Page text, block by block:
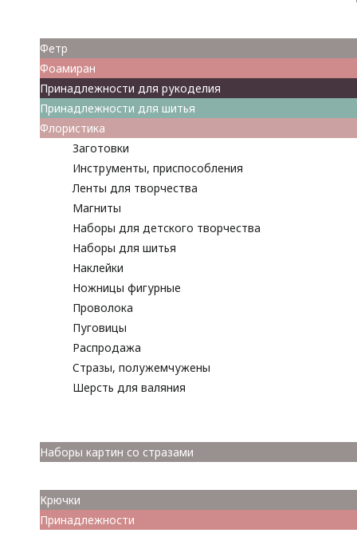
Фетр
Фоамиран
Принадлежности для рукоделия
Принадлежности для шитья
Флористика
Заготовки
Инструменты, приспособления
Ленты для творчества
Магниты
Наборы для детского творчества
Наборы для шитья
Наклейки
Ножницы фигурные
Проволока
Пуговицы
Распродажа
Стразы, полужемчужены
Шерсть для валяния
Наборы картин со стразами
Крючки
Принадлежности